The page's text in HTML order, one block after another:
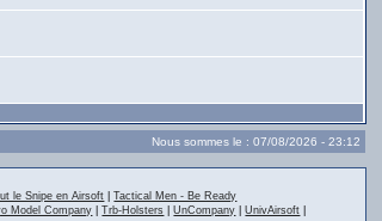
Nous sommes le : 07/08/2026 - 23:12
le Snipe en Airsoft |Tactical Men - Be Ready
Model Company |Trb-Holsters |UnCompany |UnivAirsoft